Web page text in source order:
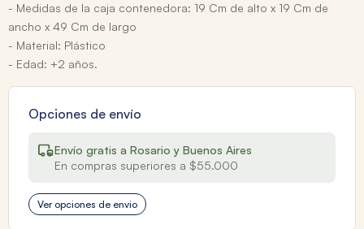
- Medidas de la caja contenedora: 19 Cm de alto x 19 Cm de
ancho x 49 Cm de largo
- Material: Plástico
- Edad: +2 años.
Opciones de envío
Envío gratis a Rosario y Buenos Aires
En compras superiores a $55.000
Ver opciones de envio